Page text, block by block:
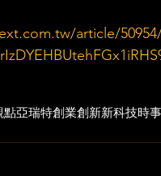
article/
點亞瑞特創業創新新科技時